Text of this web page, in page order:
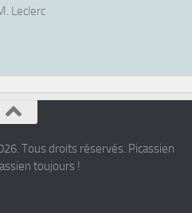
Leclerc
Tous droits réservés. Picassien
toujours !